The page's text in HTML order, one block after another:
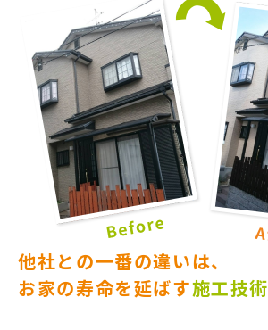
他社との一番の違いは、
お家の寿命を延ばす施工技術